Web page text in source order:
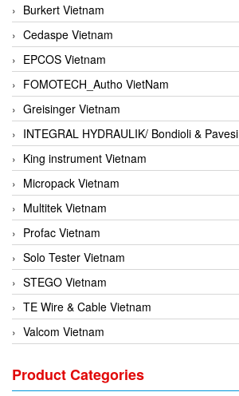
Burkert Vietnam
Cedaspe Vietnam
EPCOS Vietnam
FOMOTECH_Autho VietNam
Greisinger Vietnam
INTEGRAL HYDRAULIK/ Bondioli & Pavesi
King instrument Vietnam
Micropack Vietnam
Multitek Vietnam
Profac Vietnam
Solo Tester Vietnam
STEGO Vietnam
TE Wire & Cable Vietnam
Valcom Vietnam
3CTEST Vietnam
Product Categories